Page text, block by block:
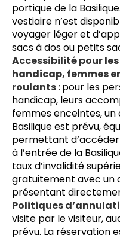
portique de la
vestiaire n’est
voyager léger et
sacs à dos ou petits
Accessibilité pour
handicap, femmes
roulants : pour les
handicap, leurs
femmes enceintes,
Basilique est prévu,
permettant
à l’entrée de la
taux d’invalidité
gratuitement avec un
présentant
Politiques
visite par le visiteur,
prévu. La réservation